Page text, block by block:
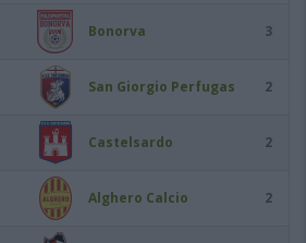
Bonorva 3
San Giorgio Perfugas 2
Castelsardo 2
Alghero Calcio 2